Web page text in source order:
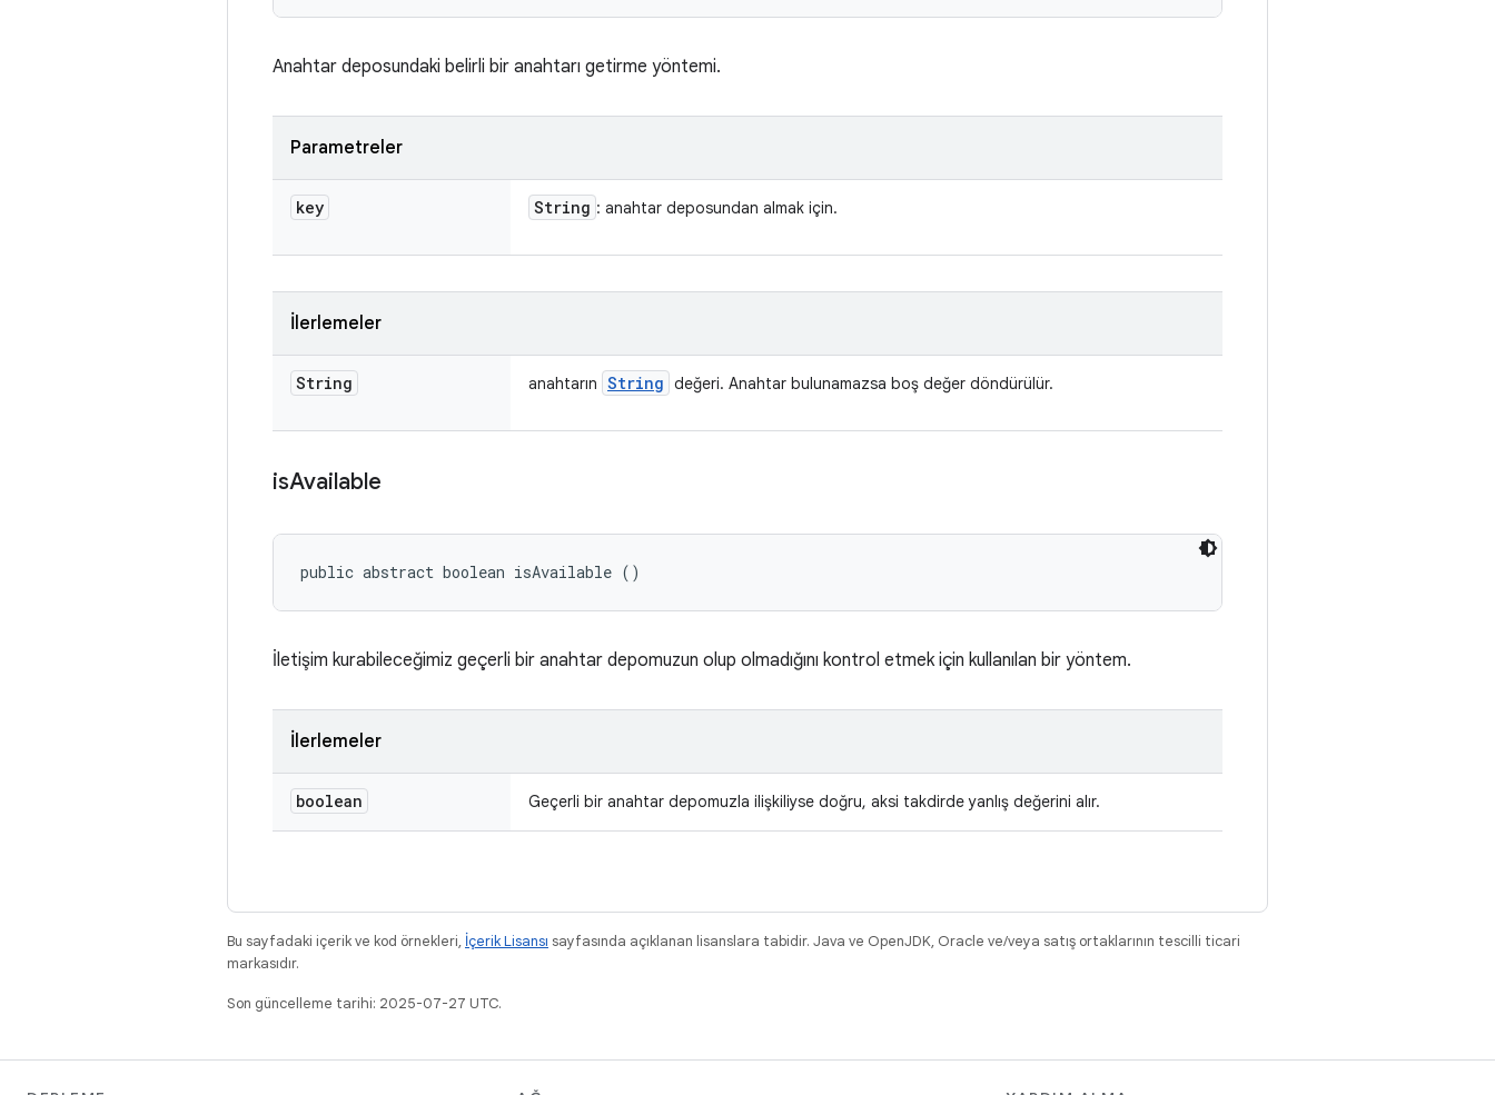
Anahtar deposundaki belirli bir anahtarı getirme yöntemi.
Parametreler
key String : anahtar deposundan almak için.
İlerlemeler
String anahtarın String değeri. Anahtar bulunamazsa boş değer döndürülür.
isAvailable
public abstract boolean isAvailable ()
İletişim kurabileceğimiz geçerli bir anahtar depomuzun olup olmadığını kontrol etmek için kullanılan bir yöntem.
İlerlemeler
boolean Geçerli bir anahtar depomuzla ilişkiliyse doğru, aksi takdirde yanlış değerini alır.
Bu sayfadaki içerik ve kod örnekleri, İçerik Lisansı sayfasında açıklanan lisanslara tabidir. Java ve OpenJDK, Oracle ve/veya satış ortaklarının tescilli ticari
markasıdır.
Son güncelleme tarihi: 2025-07-27 UTC.